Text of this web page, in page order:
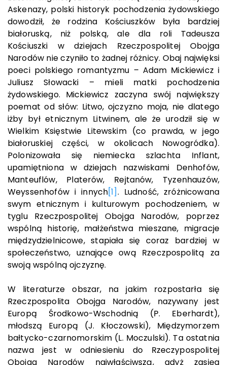
Askenazy, polski historyk pochodzenia żydowskiego
dowodził, że rodzina Kościuszków była bardziej
białoruską, niż polską, ale dla roli Tadeusza
Kościuszki w dziejach Rzeczpospolitej Obojga
Narodów nie czyniło to żadnej różnicy. Obaj najwięksi
poeci polskiego romantyzmu – Adam Mickiewicz i
Juliusz Słowacki – mieli matki pochodzenia
żydowskiego. Mickiewicz zaczyna swój największy
poemat od słów: Litwo, ojczyzno moja, nie dlatego
iżby był etnicznym Litwinem, ale że urodził się w
Wielkim Księstwie Litewskim (co prawda, w jego
białoruskiej części, w okolicach Nowogródka).
Polonizowała się niemiecka szlachta Inflant,
upamiętniona w dziejach nazwiskami Denhofów,
Manteuflów, Platerów, Rejtanów, Tyzenhauzów,
Weyssenhofów i innych[1]. Ludność, zróżnicowana
swym etnicznym i kulturowym pochodzeniem, w
tyglu Rzeczpospolitej Obojga Narodów, poprzez
wspólną historię, małżeństwa mieszane, migracje
międzydzielnicowe, stapiała się coraz bardziej w
społeczeństwo, uznające ową Rzeczpospolitą za
swoją wspólną ojczyznę.
W literaturze obszar, na jakim rozpostarła się
Rzeczpospolita Obojga Narodów, nazywany jest
Europą Środkowo-Wschodnią (P. Eberhardt),
młodszą Europą (J. Kłoczowski), Międzymorzem
bałtycko-czarnomorskim (L. Moczulski). Ta ostatnia
nazwa jest w odniesieniu do Rzeczypospolitej
Obojga Narodów najwłaściwszą, gdyż zasięg